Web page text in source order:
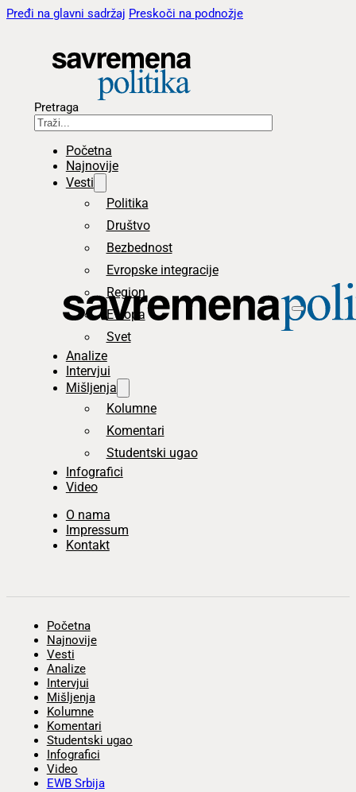
Pređi na glavni sadržaj Preskoči na podnožje
Pretraga
Početna
Najnovije
Vesti
Politika
Društvo
Bezbednost
Evropske integracije
Region
Evropa
Svet
Analize
Intervjui
Mišljenja
Kolumne
Komentari
Studentski ugao
Infografici
Video
O nama
Impressum
Kontakt
Početna
Najnovije
Vesti
Analize
Intervjui
Mišljenja
Kolumne
Komentari
Studentski ugao
Infografici
Video
EWB Srbija